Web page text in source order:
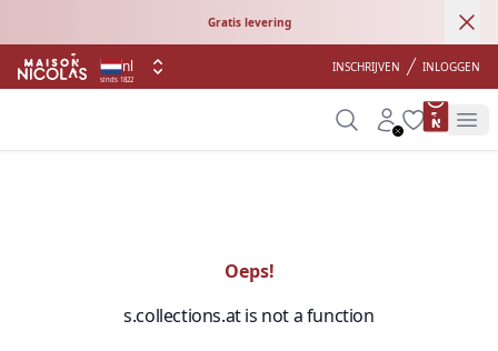
Gratis levering
sinds 1822
nl INSCHRIJVEN INLOGGEN
SearchAccount
Wishlist
Oeps!
s.collections.at is not a function